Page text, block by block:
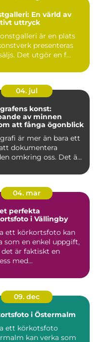
En värld av
uttryck
är en plats
presenteras
Det utgör en f...
04. jul
konst:
av minnen
att fånga ögonblick
är mer än bara ett
dokumentera
omkring oss. Det ä...
04. mar
perfekta
i Vällingby
ett körkortsfoto kan
som en enkel uppgift,
det är faktiskt en
med...
09. dec
i Östermalm
ett körkotsfoto
kan verka som